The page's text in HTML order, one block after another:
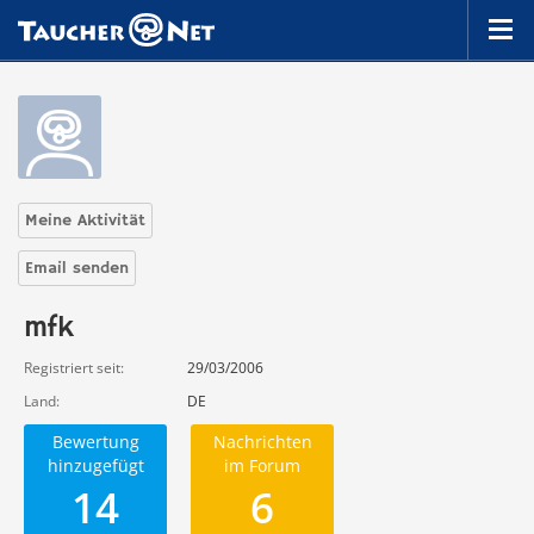
Meine Aktivität
Email senden
mfk
Registriert seit
29/03/2006
Land
DE
Bewertung
hinzugefügt
14
Nachrichten
im Forum
6